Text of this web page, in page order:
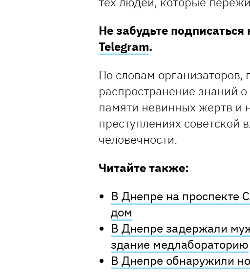
Не забудьте подписаться
Telegram.
По словам организаторов,
распространение знаний
памяти невинных жертв и
преступлениях советской
человечности.
Читайте также:
В Днепре на проспекте
дом
В Днепре задержали
здание медлабораторию
В Днепре обнаружили